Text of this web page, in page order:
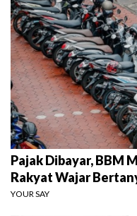
Pajak Dibayar, BBM
Rakyat Wajar
YOUR SAY